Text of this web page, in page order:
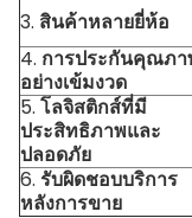
3. สินค้าหลายยี่ห้อ
4. การประกันคุณภา
อย่างเข้มงวด
5. โลจิสติกส์ที่มี
ประสิทธิภาพและ
ปลอดภัย
6. รับผิดชอบบริการ
หลังการขาย